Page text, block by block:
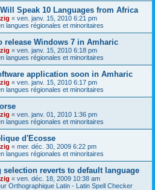
Speak 10 Languages from Africa
« ven. janv. 15, 2010 6:21 pm
langues régionales et minoritaires
release Windows 7 in Amharic
« ven. janv. 15, 2010 6:18 pm
langues régionales et minoritaires
application soon in Amharic
« ven. janv. 15, 2010 6:17 pm
langues régionales et minoritaires
« ven. janv. 01, 2010 1:36 pm
langues régionales et minoritaires
d'Ecosse
« mer. déc. 30, 2009 6:22 pm
langues régionales et minoritaires
selection reverts to default language
« ven. déc. 18, 2009 10:38 am
Orthographique Latin - Latin Spell Checker